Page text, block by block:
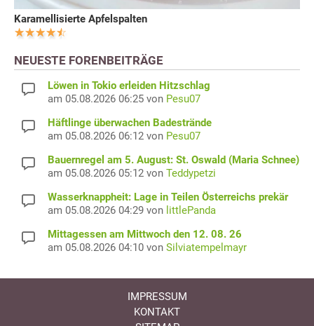
Karamellisierte Apfelspalten
NEUESTE FORENBEITRÄGE
Löwen in Tokio erleiden Hitzschlag
am 05.08.2026 06:25 von Pesu07
Häftlinge überwachen Badestrände
am 05.08.2026 06:12 von Pesu07
Bauernregel am 5. August: St. Oswald (Maria Schnee)
am 05.08.2026 05:12 von Teddypetzi
Wasserknappheit: Lage in Teilen Österreichs prekär
am 05.08.2026 04:29 von littlePanda
Mittagessen am Mittwoch den 12. 08. 26
am 05.08.2026 04:10 von Silviatempelmayr
IMPRESSUM
KONTAKT